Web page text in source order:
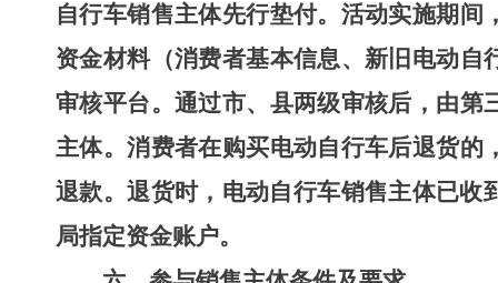
自行车销售主体先行垫付。活动实施期间
资金材料（消费者基本信息、新旧电动自
审核平台。通过市、县两级审核后，由
主体。消费者在购买电动自行车后退货的
退款。退货时，电动自行车销售主体已收
局指定资金账户。